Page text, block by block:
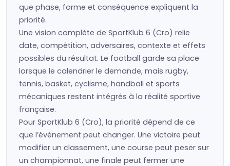
que phase, forme et conséquence expliquent la
priorité.
Une vision complète de SportKlub 6 (Cro) relie
date, compétition, adversaires, contexte et effets
possibles du résultat. Le football garde sa place
lorsque le calendrier le demande, mais rugby,
tennis, basket, cyclisme, handball et sports
mécaniques restent intégrés à la réalité sportive
française.
Pour SportKlub 6 (Cro), la priorité dépend de ce
que l’événement peut changer. Une victoire peut
modifier un classement, une course peut peser sur
un championnat, une finale peut fermer une